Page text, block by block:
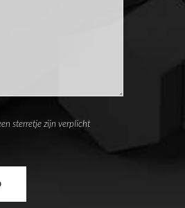
sterretje zijn verplicht